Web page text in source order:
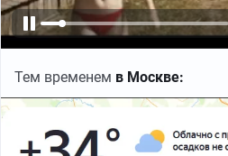
Тем временем в Москве: